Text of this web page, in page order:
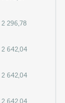
2 296,78
2 642,04
2 642,04
2 642,04